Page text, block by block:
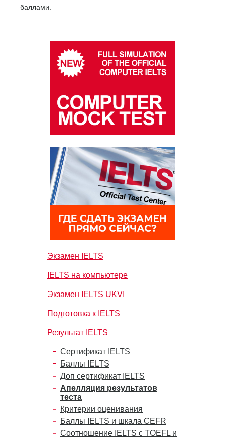
баллами.
Экзамен IELTS
IELTS на компьютере
Экзамен IELTS UKVI
Подготовка к IELTS
Результат IELTS
Сертификат IELTS
Баллы IELTS
Доп сертификат IELTS
Апелляция результатов
теста
Критерии оценивания
Баллы IELTS и шкала CEFR
Соотношение IELTS с TOEFL и